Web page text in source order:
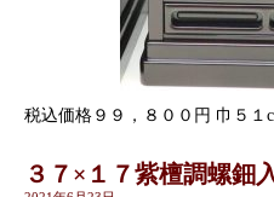
税込価格９９，８００円 巾５
３７×１７紫檀調螺鈿